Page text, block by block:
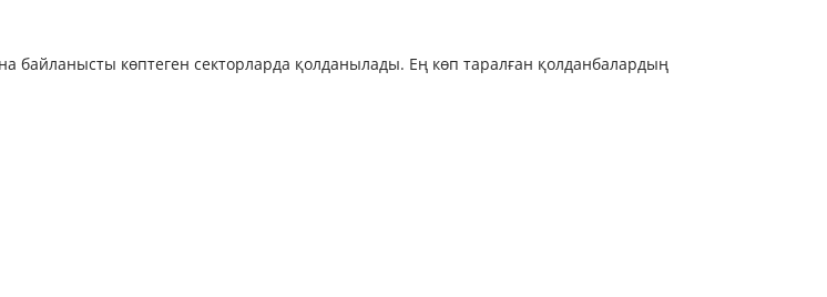
байланысты көптеген секторларда қолданылады. Ең көп таралған қолданбалардың